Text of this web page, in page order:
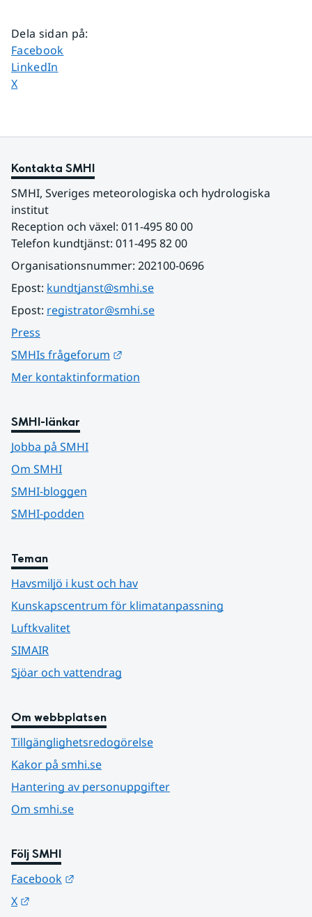
Dela sidan på:
Dela sidan på
Facebook
Dela sidan på
LinkedIn
Dela sidan på
X
Kontakta SMHI
SMHI, Sveriges meteorologiska och hydrologiska
institut
Reception och växel: 011-495 80 00
Telefon kundtjänst: 011-495 82 00
Organisationsnummer: 202100-0696
Epost: kundtjanst@smhi.se
Epost: registrator@smhi.se
Press
SMHIs frågeforum
Mer kontaktinformation
SMHI-länkar
Jobba på SMHI
Om SMHI
SMHI-bloggen
SMHI-podden
Teman
Havsmiljö i kust och hav
Kunskapscentrum för klimatanpassning
Luftkvalitet
SIMAIR
Sjöar och vattendrag
Om webbplatsen
Tillgänglighetsredogörelse
Kakor på smhi.se
Hantering av personuppgifter
Om smhi.se
Följ SMHI
Facebook
X